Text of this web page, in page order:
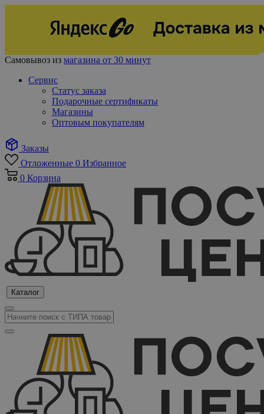
Самовывоз из магазина от 30 минут
Сервис
Статус заказа
Подарочные сертификаты
Магазины
Оптовым покупателям
Заказы
Отложенные 0 Избранное
0 Корзина
Каталог